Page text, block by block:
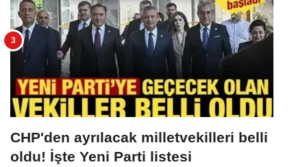
CHP'den ayrılacak milletvekilleri belli
oldu! İşte Yeni Parti listesi